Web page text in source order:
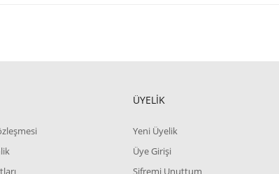
ÜYELİK
Yeni Üyelik
Üye Girişi
Şifremi Unuttum